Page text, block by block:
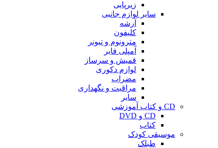
زیرپایی
سایر لوازم جانبی
آرشه
کلیفون
مترونوم و تیونر
آمپلی فایر
قمیش و سرساز
لوازم دکوری
مضراب
مراقبت و نگهداری
سایر
CD و کتاب آموزشی
CD و DVD
کتاب
موسیقی کودک
طبلک